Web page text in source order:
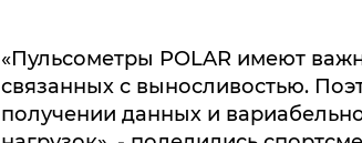
«Пульсометры POLAR имеют
связанных с выносливостью.
получении данных и